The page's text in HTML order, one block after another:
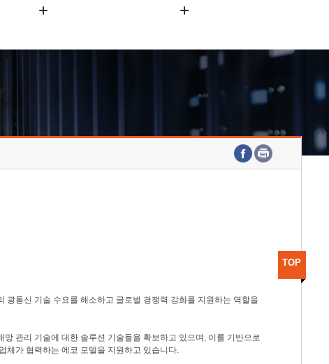
호남권연구본부
기획본부
연구원 고객헌장
주요업무연락처
광통신 기술 수요를 해소하고 글로벌 경쟁력 강화를 지원하는 역할을
관리 기술에 대한 솔루션 기술들을 확보하고 있으며, 이를 기반으로
체가 협력하는 에코 모델을 지원하고 있습니다.
TOP